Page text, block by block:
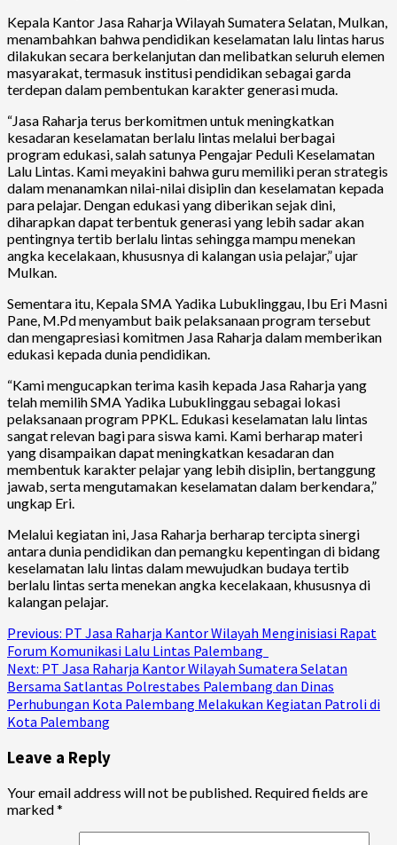
Kepala Kantor Jasa Raharja Wilayah Sumatera Selatan, Mulkan,
menambahkan bahwa pendidikan keselamatan lalu lintas harus
dilakukan secara berkelanjutan dan melibatkan seluruh elemen
masyarakat, termasuk institusi pendidikan sebagai garda
terdepan dalam pembentukan karakter generasi muda.
“Jasa Raharja terus berkomitmen untuk meningkatkan
kesadaran keselamatan berlalu lintas melalui berbagai
program edukasi, salah satunya Pengajar Peduli Keselamatan
Lalu Lintas. Kami meyakini bahwa guru memiliki peran strategis
dalam menanamkan nilai-nilai disiplin dan keselamatan kepada
para pelajar. Dengan edukasi yang diberikan sejak dini,
diharapkan dapat terbentuk generasi yang lebih sadar akan
pentingnya tertib berlalu lintas sehingga mampu menekan
angka kecelakaan, khususnya di kalangan usia pelajar,” ujar
Mulkan.
Sementara itu, Kepala SMA Yadika Lubuklinggau, Ibu Eri Masni
Pane, M.Pd menyambut baik pelaksanaan program tersebut
dan mengapresiasi komitmen Jasa Raharja dalam memberikan
edukasi kepada dunia pendidikan.
“Kami mengucapkan terima kasih kepada Jasa Raharja yang
telah memilih SMA Yadika Lubuklinggau sebagai lokasi
pelaksanaan program PPKL. Edukasi keselamatan lalu lintas
sangat relevan bagi para siswa kami. Kami berharap materi
yang disampaikan dapat meningkatkan kesadaran dan
membentuk karakter pelajar yang lebih disiplin, bertanggung
jawab, serta mengutamakan keselamatan dalam berkendara,”
ungkap Eri.
Melalui kegiatan ini, Jasa Raharja berharap tercipta sinergi
antara dunia pendidikan dan pemangku kepentingan di bidang
keselamatan lalu lintas dalam mewujudkan budaya tertib
berlalu lintas serta menekan angka kecelakaan, khususnya di
kalangan pelajar.
Continue
Reading
Previous: PT Jasa Raharja Kantor Wilayah Menginisiasi Rapat
Forum Komunikasi Lalu Lintas Palembang
Next: PT Jasa Raharja Kantor Wilayah Sumatera Selatan
Bersama Satlantas Polrestabes Palembang dan Dinas
Perhubungan Kota Palembang Melakukan Kegiatan Patroli di
Kota Palembang
Leave a Reply
Your email address will not be published. Required fields are
marked*